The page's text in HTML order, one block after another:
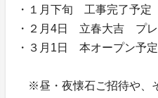
・１月下旬 工事完了予定
・２月4日 立春大吉 プレ
・３月1日 本オープン予定
※昼・夜懐石ご招待や、